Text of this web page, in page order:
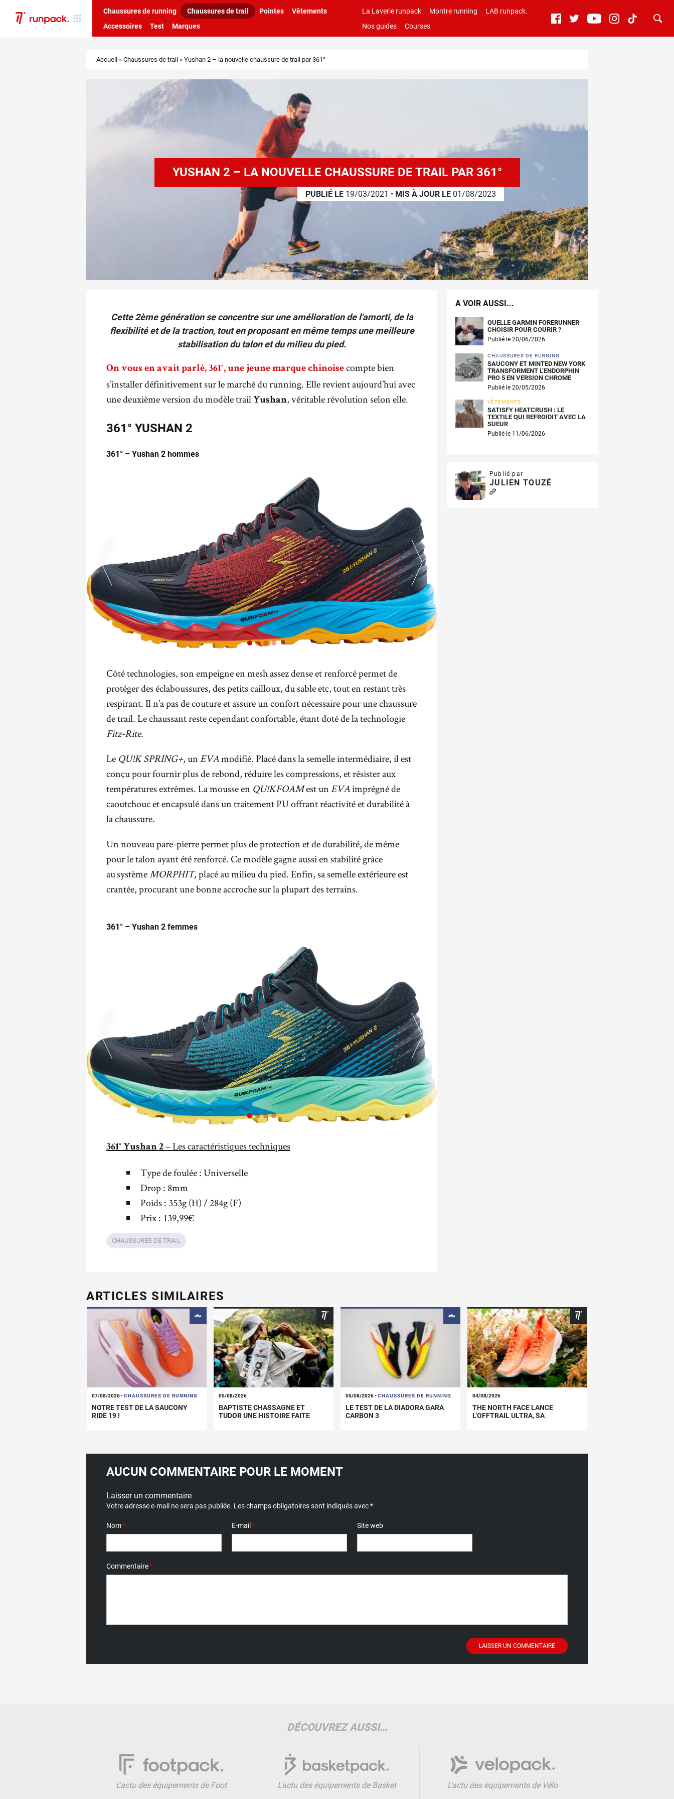
Chaussures de running Chaussures de trail Pointes
Vêtements
Accessoires
Test Marques
La Laverie runpack Montre running
LAB runpack.
Nos guides
Courses
Accueil » Chaussures de trail » Yushan 2 – la nouvelle chaussure de trail par 361°
YUSHAN 2 – LA NOUVELLE CHAUSSURE DE TRAIL PAR 361°
PUBLIÉ LE19/03/2021 • MIS À JOUR LE01/08/2023
Cette 2ème génération se concentre sur une amélioration de l'amorti, de la
flexibilité et de la traction, tout en proposant en même temps une meilleure
stabilisation du talon et du milieu du pied.
On vous en avait parlé, 361°, une jeune marque chinoise compte bien
s’installer définitivement sur le marché du running. Elle revient aujourd’hui avec
une deuxième version du modèle trail Yushan, véritable révolution selon elle.
361° YUSHAN 2
361° – Yushan 2 hommes
Côté technologies, son empeigne en mesh assez dense et renforcé permet de
protéger des éclaboussures, des petits cailloux, du sable etc, tout en restant très
respirant. Il n’a pas de couture et assure un confort nécessaire pour une chaussure
de trail. Le chaussant reste cependant confortable, étant doté de la technologie
Fitz-Rite.
Le QU!K SPRING+,unEVAmodifié. Placé dans la semelle intermédiaire, il est
conçu pour fournir plus de rebond, réduire les compressions, et résister aux
températures extrêmes. La mousse en QU!KFOAMest unEVAimprégné de
caoutchouc et encapsulé dans un traitement PU offrant réactivité et durabilité à
la chaussure.
Un nouveau pare-pierre permet plus de protection et de durabilité, de même
pour le talon ayant été renforcé. Ce modèle gagne aussi en stabilité grâce
au systèmeMORPHIT,placé au milieu du pied. Enfin, sa semelle extérieure est
crantée, procurant une bonne accroche sur la plupart des terrains.
361° – Yushan 2 femmes
361° Yushan 2 – Les caractéristiques techniques
Type de foulée : Universelle
Drop : 8mm
Poids : 353g (H) / 284g (F)
Prix : 139,99€
CHAUSSURES DE TRAIL
A VOIR AUSSI...
QUELLE GARMIN FORERUNNER
CHOISIR POUR COURIR ?
Publié le 20/06/2026
CHAUSSURES DE RUNNING
SAUCONY ET MINTED NEW YORK
TRANSFORMENT L’ENDORPHIN
PRO 5 EN VERSION CHROME
Publié le 20/05/2026
VÊTEMENTS
SATISFY HEATCRUSH : LE
TEXTILE QUI REFROIDIT AVEC LA
SUEUR
Publié le 11/06/2026
Publié par
JULIEN TOUZÉ
ARTICLES SIMILAIRES
07/08/2026-CHAUSSURES DE RUNNING
NOTRE TEST DE LA SAUCONY
RIDE 19 !
05/08/2026
BAPTISTE CHASSAGNE ET
TUDOR UNE HISTOIRE FAITE
05/08/2026-CHAUSSURES DE RUNNING
LE TEST DE LA DIADORA GARA
CARBON 3
04/08/2026
THE NORTH FACE LANCE
L’OFFTRAIL ULTRA, SA
AUCUN COMMENTAIRE POUR LE MOMENT
Laisser un commentaire
Votre adresse e-mail ne sera pas publiée. Les champs obligatoires sont indiqués avec*
Nom* E-mail* Site web
Commentaire*
DÉCOUVREZ AUSSI…
L'actu des équipements de Foot L'actu des équipements de Basket L'actu des équipements de Vélo